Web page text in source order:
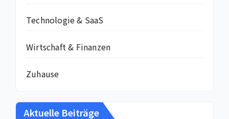
Technologie & SaaS
Wirtschaft & Finanzen
Zuhause
Aktuelle Beiträge